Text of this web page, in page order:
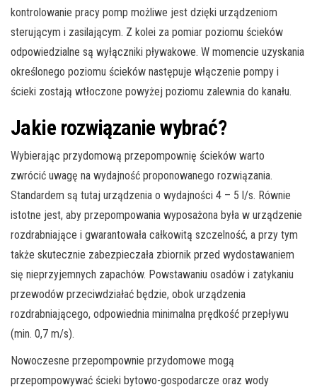
kontrolowanie pracy pomp możliwe jest dzięki urządzeniom
sterującym i zasilającym. Z kolei za pomiar poziomu ścieków
odpowiedzialne są wyłączniki pływakowe. W momencie uzyskania
określonego poziomu ścieków następuje włączenie pompy i
ścieki zostają wtłoczone powyżej poziomu zalewnia do kanału.
Jakie rozwiązanie wybrać?
Wybierając przydomową przepompownię ścieków warto
zwrócić uwagę na wydajność proponowanego rozwiązania.
Standardem są tutaj urządzenia o wydajności 4 – 5 l/s. Równie
istotne jest, aby przepompowania wyposażona była w urządzenie
rozdrabniające i gwarantowała całkowitą szczelność, a przy tym
także skutecznie zabezpieczała zbiornik przed wydostawaniem
się nieprzyjemnych zapachów. Powstawaniu osadów i zatykaniu
przewodów przeciwdziałać będzie, obok urządzenia
rozdrabniającego, odpowiednia minimalna prędkość przepływu
(min. 0,7 m/s).
Nowoczesne przepompownie przydomowe mogą
przepompowywać ścieki bytowo-gospodarcze oraz wody